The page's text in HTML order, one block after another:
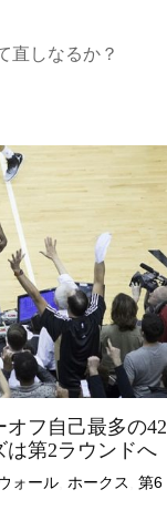
直しなるか？
フ自己最多の42
第2ラウンドへ
ォール, ホークス
第6